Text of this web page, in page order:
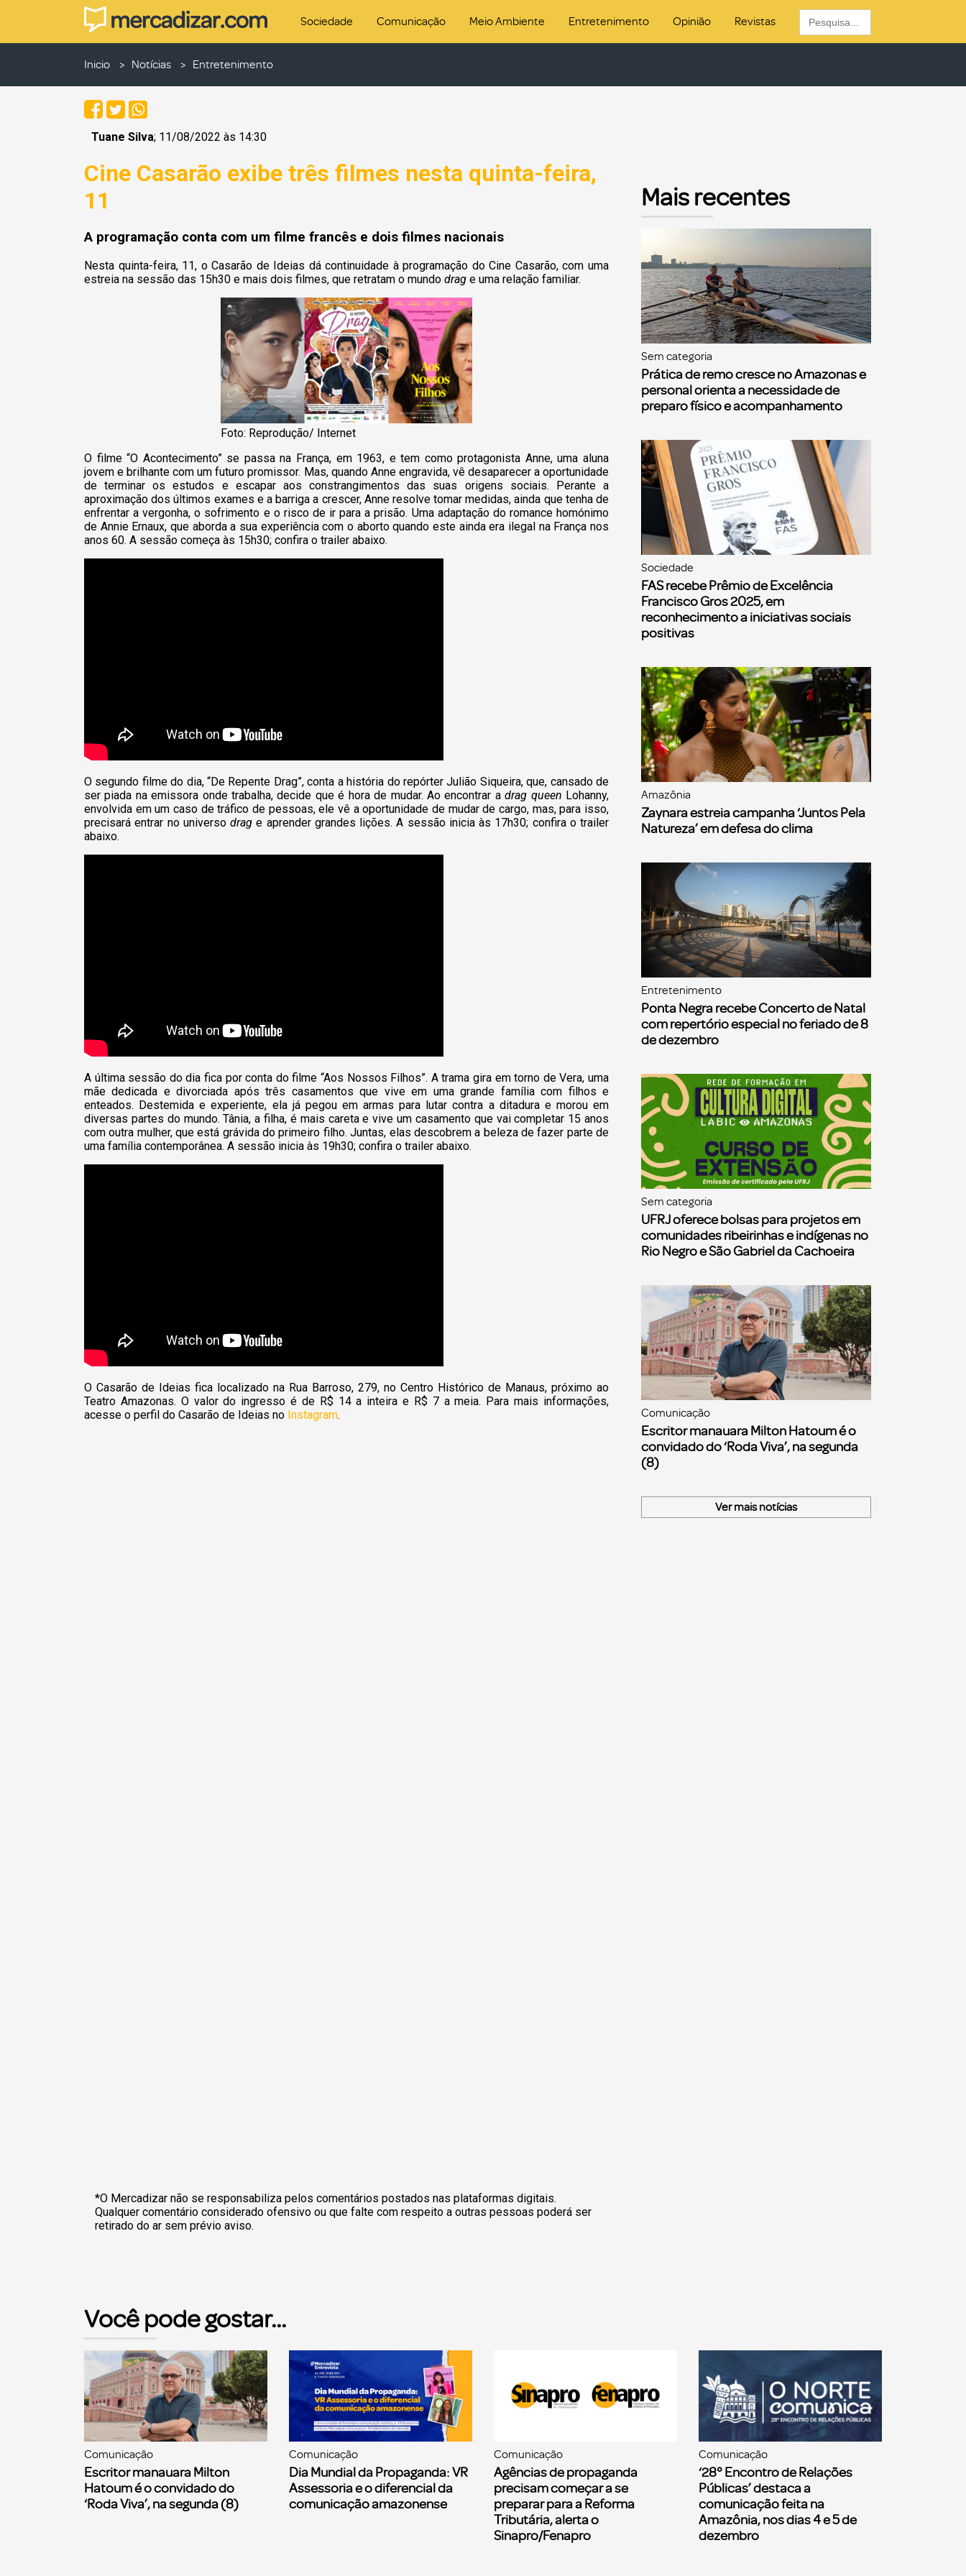
Sociedade Comunicação Meio Ambiente Entretenimento Opinião Revistas
Search
for:
Inicio Notícias Entretenimento
Tuane Silva; 11/08/2022 às 14:30
Cine Casarão exibe três filmes nesta quinta-feira,
11
A programação conta com um filme francês e dois filmes nacionais
Nesta quinta-feira, 11, o Casarão de Ideias dá continuidade à programação do Cine Casarão, com uma
estreia na sessão das 15h30 e mais dois filmes, que retratam o mundo drag e uma relação familiar.
Foto: Reprodução/ Internet
O filme “O Acontecimento” se passa na França, em 1963, e tem como protagonista Anne, uma aluna
jovem e brilhante com um futuro promissor. Mas, quando Anne engravida, vê desaparecer a oportunidade
de terminar os estudos e escapar aos constrangimentos das suas origens sociais. Perante a
aproximação dos últimos exames e a barriga a crescer, Anne resolve tomar medidas, ainda que tenha de
enfrentar a vergonha, o sofrimento e o risco de ir para a prisão. Uma adaptação do romance homónimo
de Annie Ernaux, que aborda a sua experiência com o aborto quando este ainda era ilegal na França nos
anos 60. A sessão começa às 15h30; confira o trailer abaixo.
O segundo filme do dia, “De Repente Drag”, conta a história do repórter Julião Siqueira, que, cansado de
ser piada na emissora onde trabalha, decide que é hora de mudar. Ao encontrar adrag queen Lohanny,
envolvida em um caso de tráfico de pessoas, ele vê a oportunidade de mudar de cargo, mas, para isso,
precisará entrar no universo drage aprender grandes lições. A sessão inicia às 17h30; confira o trailer
abaixo.
A última sessão do dia fica por conta do filme “Aos Nossos Filhos”. A trama gira em torno de Vera, uma
mãe dedicada e divorciada após três casamentos que vive em uma grande família com filhos e
enteados. Destemida e experiente, ela já pegou em armas para lutar contra a ditadura e morou em
diversas partes do mundo. Tânia, a filha, é mais careta e vive um casamento que vai completar 15 anos
com outra mulher, que está grávida do primeiro filho. Juntas, elas descobrem a beleza de fazer parte de
uma família contemporânea. A sessão inicia às 19h30; confira o trailer abaixo.
O Casarão de Ideias fica localizado na Rua Barroso, 279, no Centro Histórico de Manaus, próximo ao
Teatro Amazonas. O valor do ingresso é de R$ 14 a inteira e R$ 7 a meia. Para mais informações,
acesse o perfil do Casarão de Ideias no Instagram.
*O Mercadizar não se responsabiliza pelos comentários postados nas plataformas digitais.
Qualquer comentário considerado ofensivo ou que falte com respeito a outras pessoas poderá ser
retirado do ar sem prévio aviso.
Mais recentes
Sem categoria
Prática de remo cresce no Amazonas e
personal orienta a necessidade de
preparo físico e acompanhamento
Sociedade
FAS recebe Prêmio de Excelência
Francisco Gros 2025, em
reconhecimento a iniciativas sociais
positivas
Amazônia
Zaynara estreia campanha ‘Juntos Pela
Natureza’ em defesa do clima
Entretenimento
Ponta Negra recebe Concerto de Natal
com repertório especial no feriado de 8
de dezembro
Sem categoria
UFRJ oferece bolsas para projetos em
comunidades ribeirinhas e indígenas no
Rio Negro e São Gabriel da Cachoeira
Comunicação
Escritor manauara Milton Hatoum é o
convidado do ‘Roda Viva’, na segunda
(8)
Ver mais notícias
Você pode gostar...
Comunicação
Escritor manauara Milton
Hatoum é o convidado do
‘Roda Viva’, na segunda (8)
Comunicação
Dia Mundial da Propaganda: VR
Assessoria e o diferencial da
comunicação amazonense
Comunicação
Agências de propaganda
precisam começar a se
preparar para a Reforma
Tributária, alerta o
Sinapro/Fenapro
Comunicação
‘28° Encontro de Relações
Públicas’ destaca a
comunicação feita na
Amazônia, nos dias 4 e 5 de
dezembro